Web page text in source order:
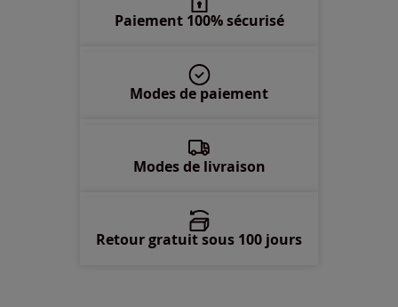
Paiement 100% sécurisé
Modes de paiement
Modes de livraison
Retour gratuit sous 100 jours